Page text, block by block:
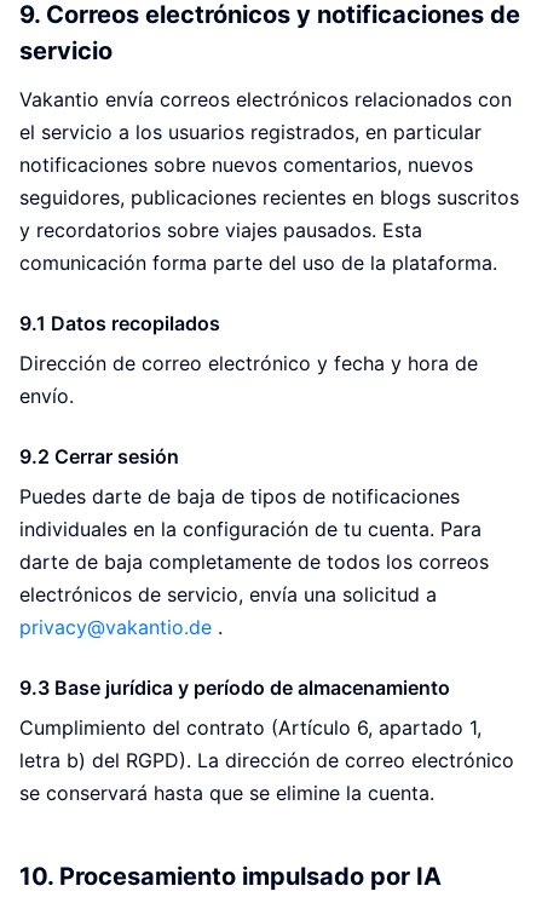
9. Correos electrónicos y notificaciones de
servicio
Vakantio envía correos electrónicos relacionados con
el servicio a los usuarios registrados, en particular
notificaciones sobre nuevos comentarios, nuevos
seguidores, publicaciones recientes en blogs suscritos
y recordatorios sobre viajes pausados. Esta
comunicación forma parte del uso de la plataforma.
9.1 Datos recopilados
Dirección de correo electrónico y fecha y hora de
envío.
9.2 Cerrar sesión
Puedes darte de baja de tipos de notificaciones
individuales en la configuración de tu cuenta. Para
darte de baja completamente de todos los correos
electrónicos de servicio, envía una solicitud a
privacy@vakantio.de .
9.3 Base jurídica y período de almacenamiento
Cumplimiento del contrato (Artículo 6, apartado 1,
letra b) del RGPD). La dirección de correo electrónico
se conservará hasta que se elimine la cuenta.
10. Procesamiento impulsado por IA